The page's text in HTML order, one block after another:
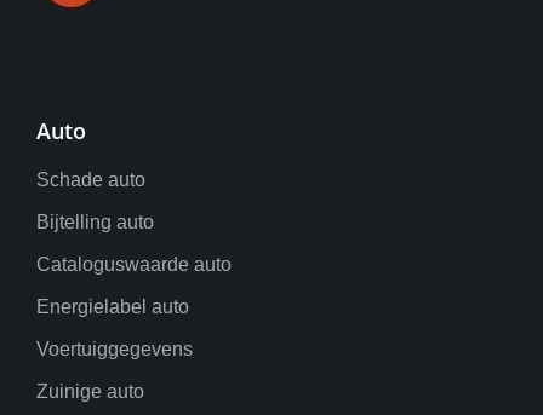
Auto
Schade auto
Bijtelling auto
Cataloguswaarde auto
Energielabel auto
Voertuiggegevens
Zuinige auto